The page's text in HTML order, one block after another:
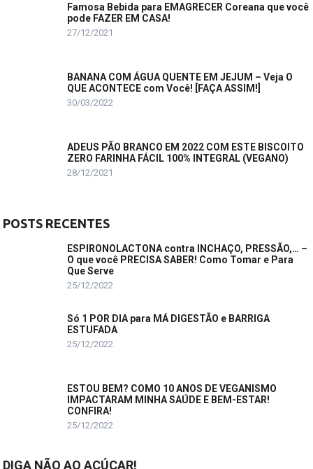
Famosa Bebida para EMAGRECER Coreana que você
pode FAZER EM CASA!
27/12/2021
BANANA COM ÁGUA QUENTE EM JEJUM – Veja O
QUE ACONTECE com Você! [FAÇA ASSIM!]
30/03/2022
ADEUS PÃO BRANCO EM 2022 COM ESTE BISCOITO
ZERO FARINHA FÁCIL 100% INTEGRAL (VEGANO)
28/12/2021
POSTS RECENTES
ESPIRONOLACTONA contra INCHAÇO, PRESSÃO,… –
O que você PRECISA SABER! Como Tomar e Para
Que Serve
25/12/2022
Só 1 POR DIA para MÁ DIGESTÃO e BARRIGA
ESTUFADA
25/12/2022
ESTOU BEM? COMO 10 ANOS DE VEGANISMO
IMPACTARAM MINHA SAÚDE E BEM-ESTAR!
CONFIRA!
25/12/2022
DIGA NÃO AO AÇÚCAR!